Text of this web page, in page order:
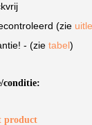
(zie
- (zie tabel)
conditie:
product